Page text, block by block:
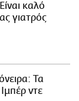
καλό
γιατρός
Τα
ντε